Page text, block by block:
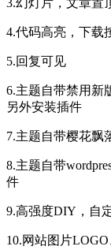
3.幻灯片，文章置
4.代码高亮，下载
5.回复可见
6.主题自带禁用新
另外安装插件
7.主题自带樱花飘
8.主题自带
件
9.高强度DIY，自
10.网站图片